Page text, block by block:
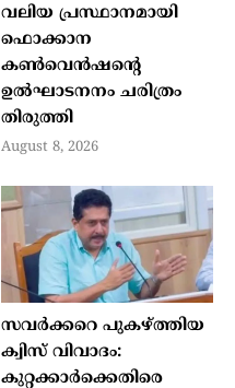
വലിയ പ്രസ്ഥാനമായി
ഫൊക്കാന
കൺവെൻഷന്റെ
ഉൽഘാടനനം ചരിത്രം
തിരുത്തി
August 8, 2026
സവർക്കറെ പുകഴ്ത്തിയ
ക്വിസ് വിവാദം:
കുറ്റക്കാർക്കെതിരെ